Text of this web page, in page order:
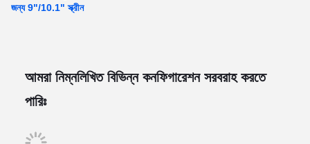
জন্য 9"/10.1" স্ক্রীন
আমরা নিম্নলিখিত বিভিন্ন কনফিগারেশন সরবরাহ করতে
পারিঃ